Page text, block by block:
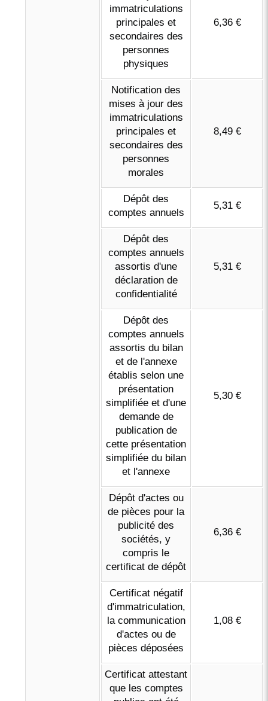
immatriculations
principales et
secondaires des
personnes
physiques
6,36 €
Notification des
mises à jour des
immatriculations
principales et
secondaires des
personnes
morales
8,49 €
Dépôt des
comptes annuels
5,31 €
Dépôt des
comptes annuels
assortis d'une
déclaration de
confidentialité
5,31 €
Dépôt des
comptes annuels
assortis du bilan
et de l'annexe
établis selon une
présentation
simplifiée et d'une
demande de
publication de
cette présentation
simplifiée du bilan
et l'annexe
5,30 €
Dépôt d'actes ou
de pièces pour la
publicité des
sociétés, y
compris le
certificat de dépôt
6,36 €
Certificat négatif
d'immatriculation,
la communication
d'actes ou de
pièces déposées
1,08 €
Certificat attestant
que les comptes